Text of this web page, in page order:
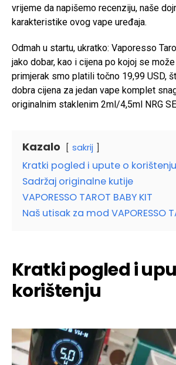
vrijeme da napišemo recenziju, naše
karakteristike ovog vape uređaja.
Odmah u startu, ukratko: Vaporesso
jako dobar, kao i cijena po kojoj se
primjerak smo platili točno 19,99 USD,
dobra cijena za jedan vape komplet
originalnim staklenim 2ml/4,5ml NRG
Kazalo sakrij
Kratki pogled i upute o korištenju
Sadržaj originalne kutije
VAPORESSO TAROT BABY KIT
Naš utisak za mod VAPORESSO
Kratki pogled i
korištenju